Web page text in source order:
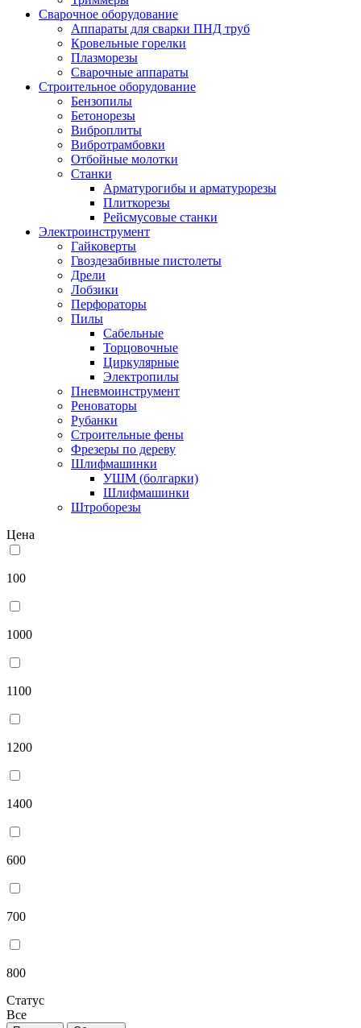
Сварочное оборудование
Аппараты для сварки ПНД труб
Кровельные горелки
Плазморезы
Сварочные аппараты
Строительное оборудование
Бензопилы
Бетонорезы
Виброплиты
Вибротрамбовки
Отбойные молотки
Станки
Арматурогибы и арматурорезы
Плиткорезы
Рейсмусовые станки
Электроинструмент
Гайковерты
Гвоздезабивные пистолеты
Дрели
Лобзики
Перфораторы
Пилы
Сабельные
Торцовочные
Циркулярные
Электропилы
Пневмоинструмент
Реноваторы
Рубанки
Строительные фены
Фрезеры по дереву
Шлифмашинки
УШМ (болгарки)
Шлифмашинки
Штроборезы
Цена
100
1000
1100
1200
1400
600
700
800
Статус
Все